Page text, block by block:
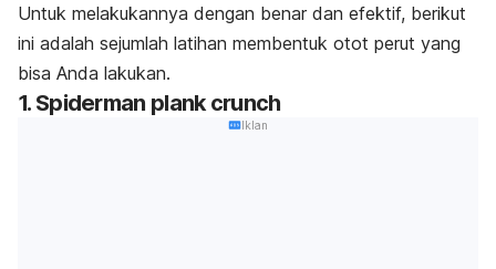
Untuk melakukannya dengan benar dan efektif, berikut
ini adalah sejumlah latihan membentuk otot perut yang
bisa Anda lakukan.
1. Spiderman plank crunch
Iklan